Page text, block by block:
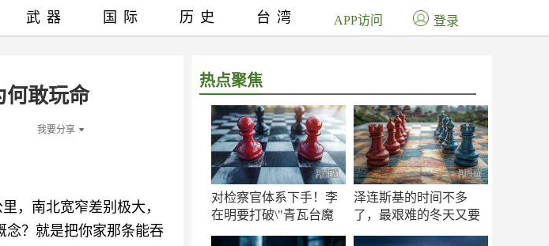
何敢玩命
我要分享
，南北宽窄差别极大，
念？就是把你家那条能吞
热点聚焦
对检察官体系下手！李
在明要打破\"青瓦台魔
泽连斯基的时间不多
了，最艰难的冬天又要
武器 国际 历史 台湾 APP访问 登录